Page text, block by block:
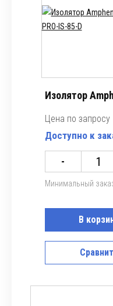
Изолятор
Цена по запросу
Доступно к
-
Минимальный
В